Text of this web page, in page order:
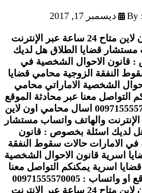
By ديسمبر 17, 2017
اسال محامي اون لاين متاح 24 ساعة عبر الإنترنت
مستشار قضايا الطلاق هل لديك
قانون الاحوال الشخصية في
النفقة الزوجية محامي قضايا
الشخصية الاماراتي محامي
التواصل معنا عبر محادثة الموقع
او واتساب : 00971555570005 اسال محامي اون لاين
عبر الإنترنت والهاتف واتساب مستشار
لديك اسئلة بخصوص : قانون
في الامارات حالات سقوط النفقة
اسرية قانون الاحوال الشخصية
اسرية يمكنكم التواصل معنا
عبر محادثة الموقع او واتساب : 00971555570005
اسال محامي اون لاين متاح 24 ساعة عبر الإنترنت